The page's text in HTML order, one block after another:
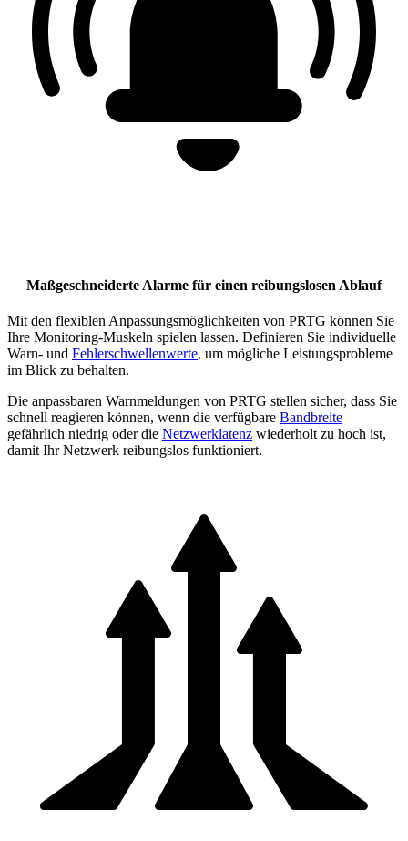
Maßgeschneiderte Alarme für einen reibungslosen Ablauf
Mit den flexiblen Anpassungsmöglichkeiten von PRTG können Sie
Ihre Monitoring-Muskeln spielen lassen. Definieren Sie individuelle
Warn- und Fehlerschwellenwerte, um mögliche Leistungsprobleme
im Blick zu behalten.
Die anpassbaren Warnmeldungen von PRTG stellen sicher, dass Sie
schnell reagieren können, wenn die verfügbare Bandbreite
gefährlich niedrig oder die Netzwerklatenz wiederholt zu hoch ist,
damit Ihr Netzwerk reibungslos funktioniert.